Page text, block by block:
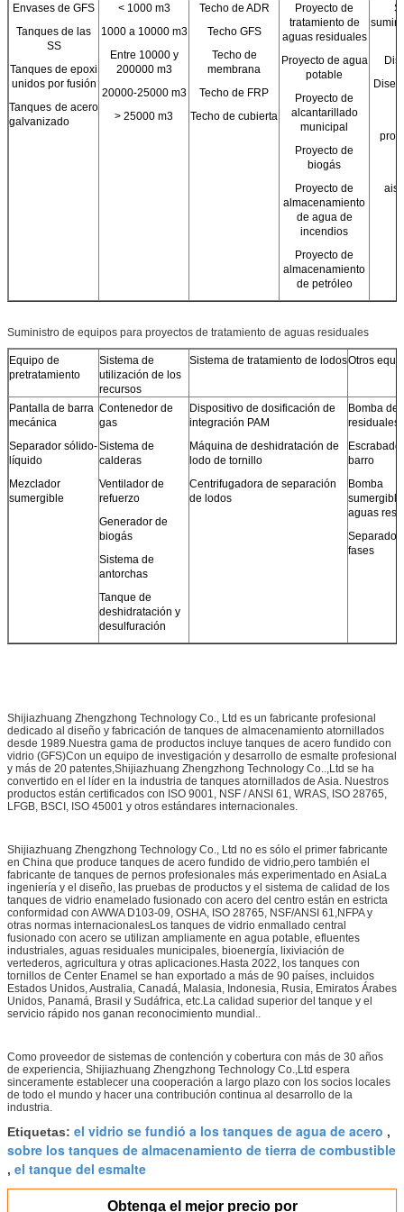
Envases de GFS
Tanques de las
SS
Tanques de epoxi
unidos por fusión
Tanques de acero
galvanizado
< 1000 m3
1000 a 10000 m3
Entre 10000 y
200000 m3
20000-25000 m3
> 25000 m3
Techo de ADR
Techo GFS
Techo de
membrana
Techo de FRP
Techo de cubierta
Proyecto de
tratamiento de
aguas residuales
Proyecto de agua
potable
Proyecto de
alcantarillado
municipal
Proyecto de
biogás
Proyecto de
almacenamiento
de agua de
incendios
Proyecto de
almacenamiento
de petróleo
Suministro de equipos para proyectos de tratamiento de aguas residuales
Equipo de
pretratamiento
Sistema de
utilización de los
recursos
Sistema de tratamiento de lodosOtros
Pantalla de barra
mecánica
Separador sólido-
líquido
Mezclador
sumergible
Contenedor de
gas
Sistema de
calderas
Ventilador de
refuerzo
Generador de
biogás
Sistema de
antorchas
Tanque de
deshidratación y
desulfuración
Dispositivo de dosificación de
integración PAM
Máquina de deshidratación de
lodo de tornillo
Centrifugadora de separación
de lodos
Bomba de
residuales
barro
Bomba
aguas
Separador
fases
Shijiazhuang Zhengzhong Technology Co., Ltd es un fabricante profesional
dedicado al diseño y fabricación de tanques de almacenamiento atornillados
desde 1989.Nuestra gama de productos incluye tanques de acero fundido con
vidrio (GFS)Con un equipo de investigación y desarrollo de esmalte profesional
y más de 20 patentes,Shijiazhuang Zhengzhong Technology Co..,Ltd se ha
convertido en el líder en la industria de tanques atornillados de Asia. Nuestros
productos están certificados con ISO 9001, NSF / ANSI 61, WRAS, ISO 28765,
LFGB, BSCI, ISO 45001 y otros estándares internacionales.
Shijiazhuang Zhengzhong Technology Co., Ltd no es sólo el primer fabricante
en China que produce tanques de acero fundido de vidrio,pero también el
fabricante de tanques de pernos profesionales más experimentado en AsiaLa
ingeniería y el diseño, las pruebas de productos y el sistema de calidad de los
tanques de vidrio enamelado fusionado con acero del centro están en estricta
conformidad con AWWA D103-09, OSHA, ISO 28765, NSF/ANSI 61,NFPA y
otras normas internacionalesLos tanques de vidrio enmallado central
fusionado con acero se utilizan ampliamente en agua potable, efluentes
industriales, aguas residuales municipales, bioenergía, lixiviación de
vertederos, agricultura y otras aplicaciones.Hasta 2022, los tanques con
tornillos de Center Enamel se han exportado a más de 90 países, incluidos
Estados Unidos, Australia, Canadá, Malasia, Indonesia, Rusia, Emiratos Árabes
Unidos, Panamá, Brasil y Sudáfrica, etc.La calidad superior del tanque y el
servicio rápido nos ganan reconocimiento mundial..
Como proveedor de sistemas de contención y cobertura con más de 30 años
de experiencia, Shijiazhuang Zhengzhong Technology Co.,Ltd espera
sinceramente establecer una cooperación a largo plazo con los socios locales
de todo el mundo y hacer una contribución continua al desarrollo de la
industria.
Etiquetas: el vidrio se fundió a los tanques de agua de acero ,
sobre los tanques de almacenamiento de tierra de combustible
, el tanque del esmalte
Obtenga el mejor precio por